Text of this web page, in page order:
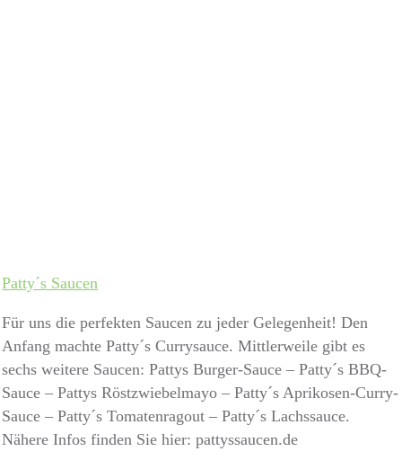
Patty´s Saucen
Für uns die perfekten Saucen zu jeder Gelegenheit! Den
Anfang machte Patty´s Currysauce. Mittlerweile gibt es
sechs weitere Saucen: Pattys Burger-Sauce – Patty´s BBQ-
Sauce – Pattys Röstzwiebelmayo – Patty´s Aprikosen-Curry-
Sauce – Patty´s Tomatenragout – Patty´s Lachssauce.
Nähere Infos finden Sie hier: pattyssaucen.de